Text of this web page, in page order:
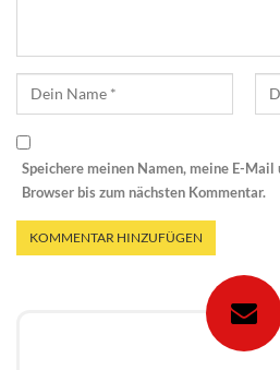
Speichere meinen Namen, meine E-
Browser bis zum nächsten Kommentar.